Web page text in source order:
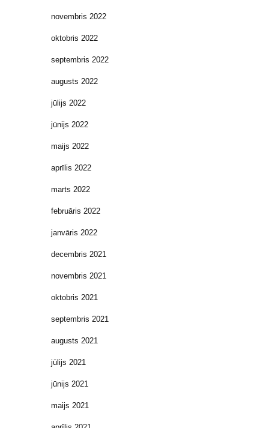
novembris 2022
oktobris 2022
septembris 2022
augusts 2022
jūlijs 2022
jūnijs 2022
maijs 2022
aprīlis 2022
marts 2022
februāris 2022
janvāris 2022
decembris 2021
novembris 2021
oktobris 2021
septembris 2021
augusts 2021
jūlijs 2021
jūnijs 2021
maijs 2021